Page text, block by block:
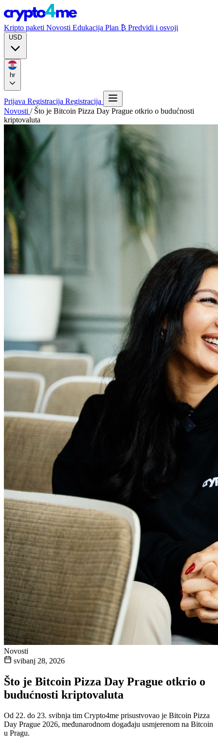
Kripto paketi Novosti Edukacija Plan ₿ Predvidi i osvoji
hr
Prijava Registracija Registracija
Novosti / Što je Bitcoin Pizza Day Prague otkrio o budućnosti
kriptovaluta
Novosti
svibanj 28, 2026
Što je Bitcoin Pizza Day Prague otkrio o
budućnosti kriptovaluta
Od 22. do 23. svibnja tim Crypto4me prisustvovao je Bitcoin Pizza
Day Prague 2026, međunarodnom događaju usmjerenom na Bitcoin
u Pragu.